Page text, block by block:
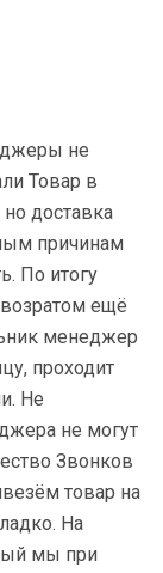
не
Товар в
доставка
причинам
По итогу
возратом ещё
менеджер
проходит
Не
не могут
Звонков
товар на
На
мы при